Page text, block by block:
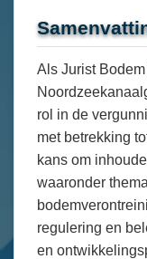
Als Jurist
rol in de
met betrekking
kans om
waaronder
regulering en
en